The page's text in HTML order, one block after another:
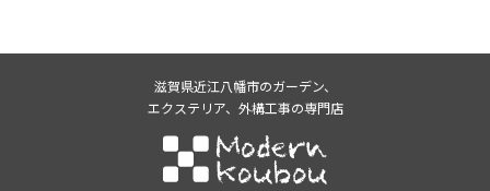
滋賀県近江八幡市のガーデン、
エクステリア、外構工事の専門店